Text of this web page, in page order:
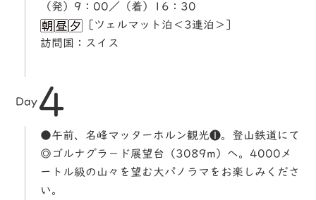
（発）9：00／（着）16：30
［ツェルマット泊＜3連泊＞］
訪問国：スイス
Day4
●午前、名峰マッターホルン観光❶。登山鉄道にて
◎ゴルナグラ－ド展望台（3089m）へ。4000メ
ートル級の山々を望む大パノラマをお楽しみくださ
い。